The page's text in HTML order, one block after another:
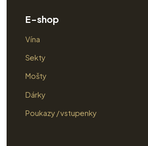
E-shop
Vína
Sekty
Mošty
Dárky
Poukazy / vstupenky